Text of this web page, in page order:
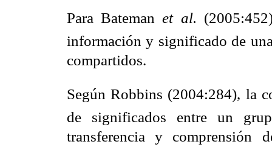
Para Batemanet al.
información y significado de
compartidos.
Según Robbins (2004:284), la
de significados entre un
transferencia y comprensión